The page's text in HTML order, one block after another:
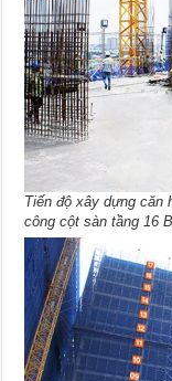
Tiến độ xây dựng căn
công cột sàn tầng 16